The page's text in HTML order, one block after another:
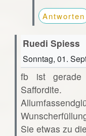
Antworten
Ruedi Spiess
Sonntag, 01.
fb ist gerade
Sie etwas zu